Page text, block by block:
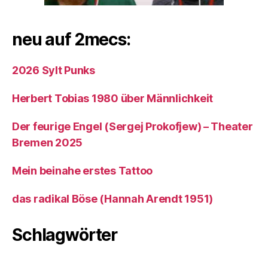
neu auf 2mecs:
2026 Sylt Punks
Herbert Tobias 1980 über Männlichkeit
Der feurige Engel (Sergej Prokofjew) – Theater
Bremen 2025
Mein beinahe erstes Tattoo
das radikal Böse (Hannah Arendt 1951)
Schlagwörter